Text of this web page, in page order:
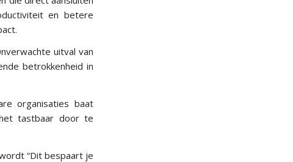
en betere
uitval van
betrokkenheid in
organisaties baat
tastbaar door te
“Dit bespaart je